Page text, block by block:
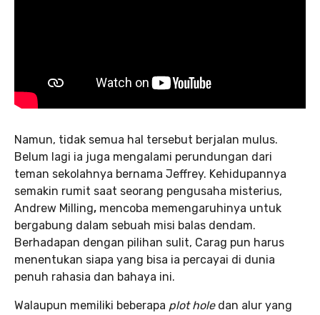
Namun, tidak semua hal tersebut berjalan mulus.
Belum lagi ia juga mengalami perundungan dari
teman sekolahnya bernama Jeffrey. Kehidupannya
semakin rumit saat seorang pengusaha misterius,
Andrew Milling, mencoba memengaruhinya untuk
bergabung dalam sebuah misi balas dendam.
Berhadapan dengan pilihan sulit, Carag pun harus
menentukan siapa yang bisa ia percayai di dunia
penuh rahasia dan bahaya ini.
Walaupun memiliki beberapa plot holedan alur yang